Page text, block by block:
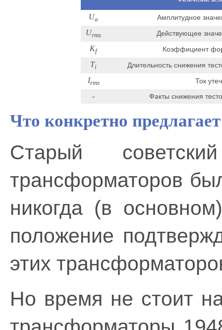
Ua Амплитудное
Urms Действующее
Kf Коэффициент
Ti Длительность снижения
Irms Ток
- Факты снижения
Что конкретно
Старый
трансформаторов
никогда (в
положение
этих
Но время не стоит